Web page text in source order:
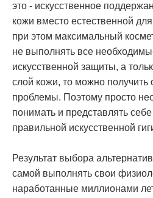
это - искусственное
кожи вместо естественной
при этом максимальный
не выполнять все
искусственной защиты, а
слой кожи, то можно получить
проблемы. Поэтому просто
понимать и представлять себе
правильной искусственной
Результат выбора
самой выполнять свои
наработанные миллионами